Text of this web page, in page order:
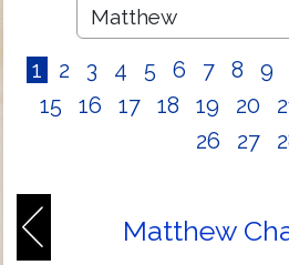
1 2 3 4 5 6 7 8 9
15
16 17 18 19 20
26
27
Matthew